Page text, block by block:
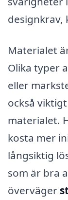
designkrav,
Materialet
Olika typer
eller
också
materialet.
kosta mer
långsiktig
som är bra
överväger